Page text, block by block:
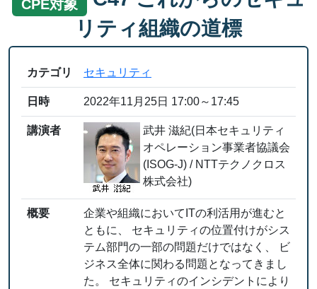
CPE対象
リティ組織の道標
カテゴリ セキュリティ
日時 2022年11月25日 17:00～17:45
講演者
武井 滋紀(日本セキュリティ
オペレーション事業者協議会
(ISOG-J) / NTTテクノクロス
株式会社)
概要
企業や組織においてITの利活用が進むと
ともに、 セキュリティの位置付けがシス
テム部門の一部の問題だけではなく、 ビ
ジネス全体に関わる問題となってきまし
た。 セキュリティのインシデントにより